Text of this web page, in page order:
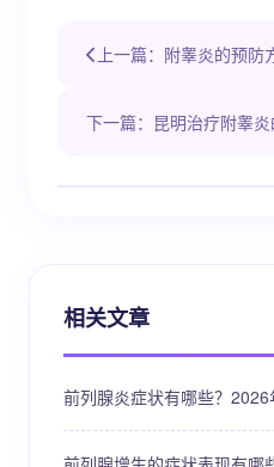
上一篇：附睾炎的预防
下一篇：昆明治疗附睾
相关文章
前列腺炎症状有哪些？